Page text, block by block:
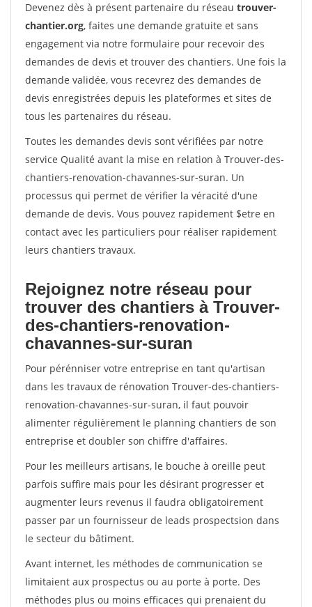
Devenez dès à présent partenaire du réseau trouver-
chantier.org, faites une demande gratuite et sans
engagement via notre formulaire pour recevoir des
demandes de devis et trouver des chantiers. Une fois la
demande validée, vous recevrez des demandes de
devis enregistrées depuis les plateformes et sites de
tous les partenaires du réseau.
Toutes les demandes devis sont vérifiées par notre
service Qualité avant la mise en relation à Trouver-des-
chantiers-renovation-chavannes-sur-suran. Un
processus qui permet de vérifier la véracité d'une
demande de devis. Vous pouvez rapidement $etre en
contact avec les particuliers pour réaliser rapidement
leurs chantiers travaux.
Rejoignez notre réseau pour
trouver des chantiers à Trouver-
des-chantiers-renovation-
chavannes-sur-suran
Pour pérénniser votre entreprise en tant qu'artisan
dans les travaux de rénovation Trouver-des-chantiers-
renovation-chavannes-sur-suran, il faut pouvoir
alimenter régulièrement le planning chantiers de son
entreprise et doubler son chiffre d'affaires.
Pour les meilleurs artisans, le bouche à oreille peut
parfois suffire mais pour les désirant progresser et
augmenter leurs revenus il faudra obligatoirement
passer par un fournisseur de leads prospectsion dans
le secteur du bâtiment.
Avant internet, les méthodes de communication se
limitaient aux prospectus ou au porte à porte. Des
méthodes plus ou moins efficaces qui prenaient du